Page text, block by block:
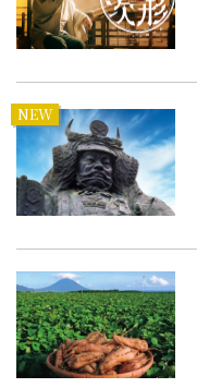
NEW